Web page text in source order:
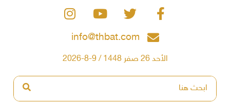
info@thbat.com
الأحد 26 صفر 1448 / 9-8-2026